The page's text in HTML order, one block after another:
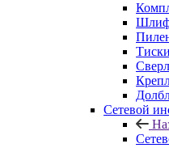
Сетевой